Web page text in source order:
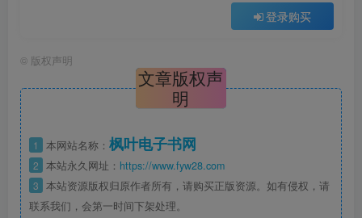
登录购买
© 版权声明
文章版权声
明
1 本网站名称： 枫叶电子书网
2 本站永久网址： https://www.fyw28.com
3 本站资源版权归原作者所有，请购买正版资源。如有侵权，请
联系我们，会第一时间下架处理。